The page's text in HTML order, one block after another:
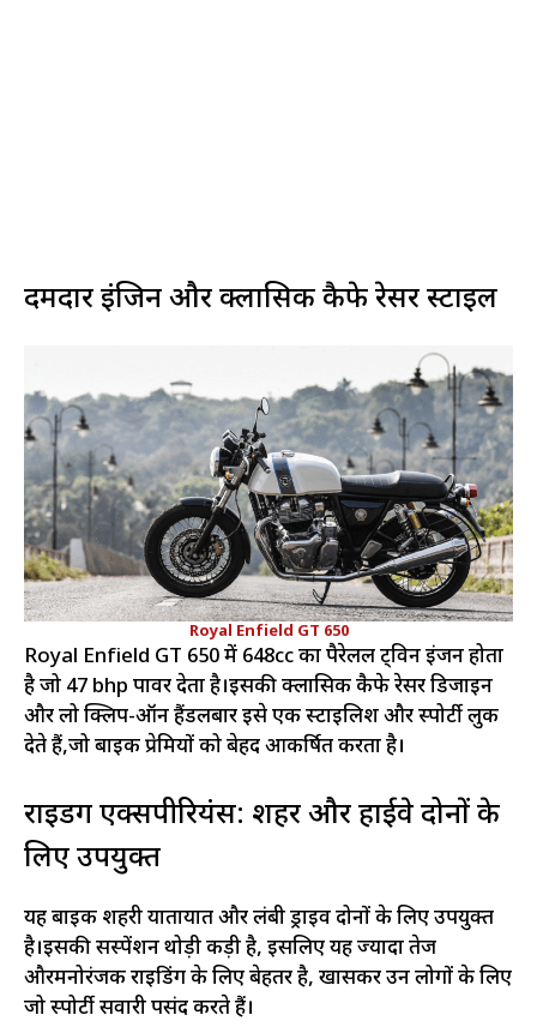
दमदार इंजिन और क्लासिक कैफे रेसर स्टाइल
Royal Enfield GT 650
Royal Enfield GT 650 में 648cc का पैरेलल ट्विन इंजन होता
है जो 47 bhp पावर देता है।इसकी क्लासिक कैफे रेसर डिजाइन
और लो क्लिप-ऑन हैंडलबार इसे एक स्टाइलिश और स्पोर्टी लुक
देते हैं,जो बाइक प्रेमियों को बेहद आकर्षित करता है।
राइडिंग एक्सपीरियंस: शहर और हाईवे दोनों के
लिए उपयुक्त
यह बाइक शहरी यातायात और लंबी ड्राइव दोनों के लिए उपयुक्त
है।इसकी सस्पेंशन थोड़ी कड़ी है, इसलिए यह ज्यादा तेज
औरमनोरंजक राइडिंग के लिए बेहतर है, खासकर उन लोगों के लिए
जो स्पोर्टी सवारी पसंद करते हैं।